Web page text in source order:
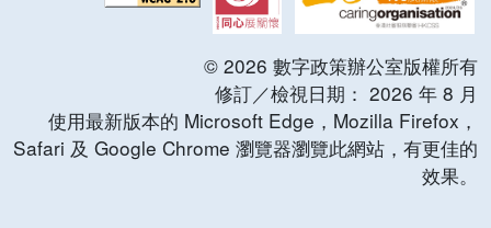
© 2026 數字政策辦公室版權所有
修訂／檢視日期： 2026 年 8 月
使用最新版本的 Microsoft Edge，Mozilla Firefox，
Safari 及 Google Chrome 瀏覽器瀏覽此網站，有更佳的
效果。